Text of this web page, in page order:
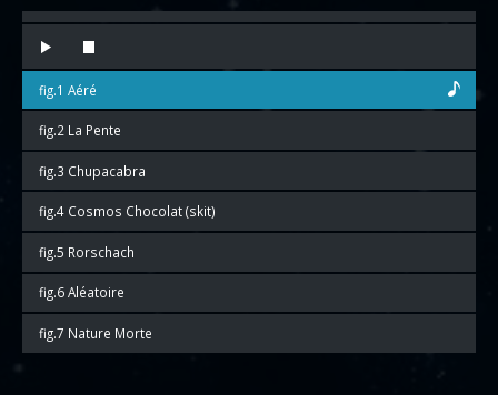
fig.1 Aéré
fig.2 La Pente
fig.3 Chupacabra
fig.4 Cosmos Chocolat (skit)
fig.5 Rorschach
fig.6 Aléatoire
fig.7 Nature Morte